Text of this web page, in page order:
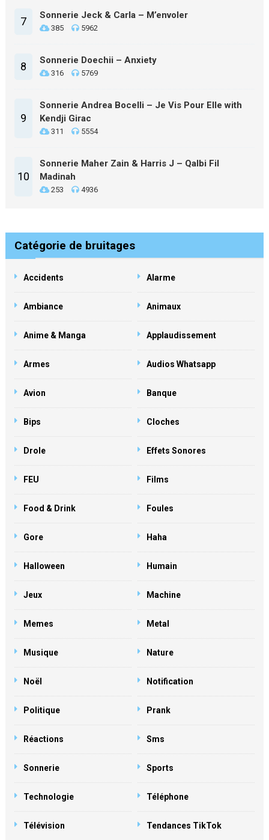
7 Sonnerie Jeck & Carla – M’envoler
385 5962
8 Sonnerie Doechii – Anxiety
316 5769
9
Sonnerie Andrea Bocelli – Je Vis Pour Elle with
Kendji Girac
311 5554
10
Sonnerie Maher Zain & Harris J – Qalbi Fil
Madinah
253 4936
Catégorie de bruitages
Accidents Alarme
Ambiance Animaux
Anime & Manga Applaudissement
Armes Audios Whatsapp
Avion Banque
Bips Cloches
Drole Effets Sonores
FEU Films
Food & Drink Foules
Gore Haha
Halloween Humain
Jeux Machine
Memes Metal
Musique Nature
Noël Notification
Politique Prank
Réactions Sms
Sonnerie Sports
Technologie Téléphone
Télévision Tendances TikTok